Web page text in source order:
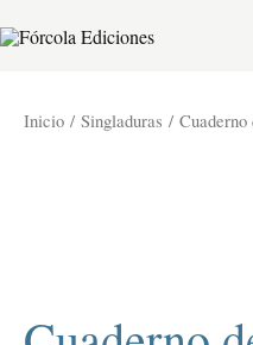
al
Inicio / Singladuras / Cuaderno
Cuaderno